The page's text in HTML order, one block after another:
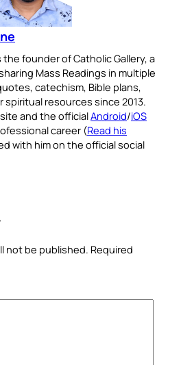
founder of Catholic Gallery, a
Mass Readings in multiple
catechism, Bible plans,
resources since 2013.
and the officialAndroid/iOS
career (Read his
with him on the official social
not be published. Required